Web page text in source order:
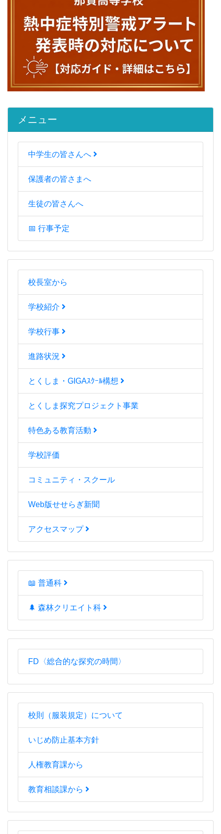
メニュー
中学生の皆さんへ
保護者の皆さまへ
生徒の皆さんへ
📅 行事予定
校長室から
学校紹介
学校行事
進路状況
とくしま・GIGAｽｸｰﾙ構想
とくしま探究プロジェクト事業
特色ある教育活動
学校評価
コミュニティ・スクール
Web版せせらぎ新聞
アクセスマップ
📖 普通科
🌲 森林クリエイト科
FD〈総合的な探究の時間〉
校則（服装規定）について
いじめ防止基本方針
人権教育課から
教育相談課から